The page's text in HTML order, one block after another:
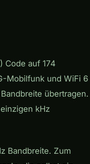
Code auf 174
Mobilfunk und WiFi 6
übertragen.
kHz
Bandbreite. Zum